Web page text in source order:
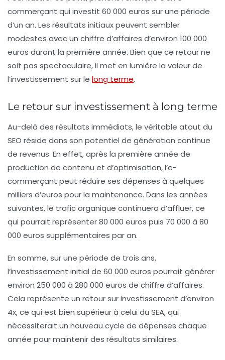
commerçant qui investit 60 000 euros sur une période
d’un an. Les résultats initiaux peuvent sembler
modestes avec un chiffre d’affaires d’environ 100 000
euros durant la première année. Bien que ce retour ne
soit pas spectaculaire, il met en lumière la valeur de
l’investissement sur le long terme.
Le retour sur investissement à long terme
Au-delà des résultats immédiats, le véritable atout du
SEO réside dans son potentiel de génération continue
de revenus. En effet, après la première année de
production de contenu et d’optimisation, l’e-
commerçant peut réduire ses dépenses à quelques
milliers d’euros pour la maintenance. Dans les années
suivantes, le trafic organique continuera d’affluer, ce
qui pourrait représenter 80 000 euros puis 70 000 à 80
000 euros supplémentaires par an.
En somme, sur une période de trois ans,
l’investissement initial de 60 000 euros pourrait générer
environ 250 000 à 280 000 euros de chiffre d’affaires.
Cela représente un retour sur investissement d’environ
4x, ce qui est bien supérieur à celui du SEA, qui
nécessiterait un nouveau cycle de dépenses chaque
année pour maintenir des résultats similaires.